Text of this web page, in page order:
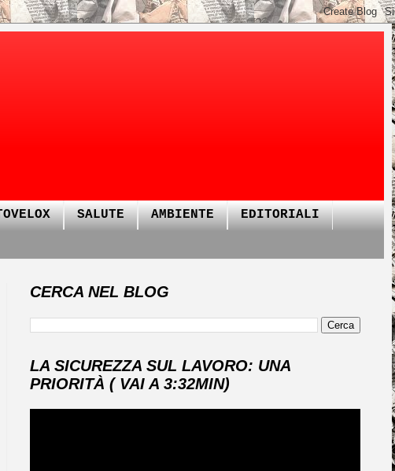
SALUTE AMBIENTE EDITORIALI
CERCA NEL BLOG
LA SICUREZZA SUL LAVORO: UNA
PRIORITÀ ( VAI A 3:32MIN)